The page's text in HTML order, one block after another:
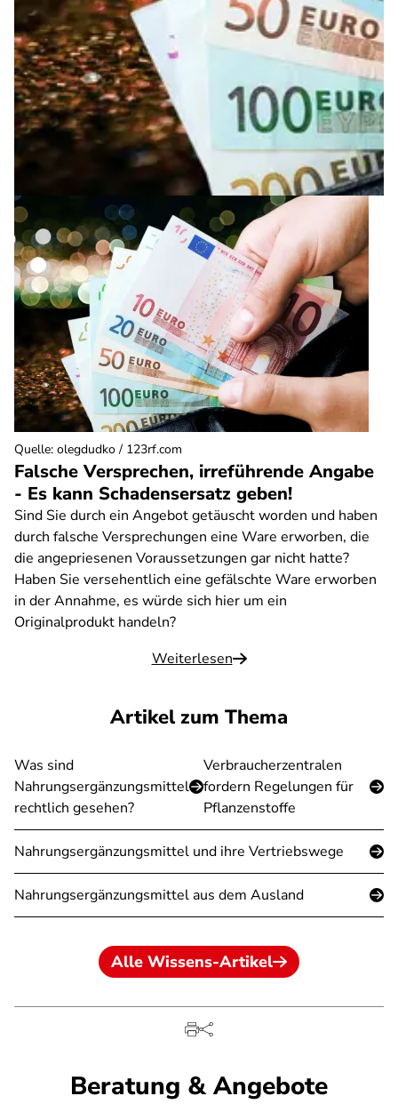
Falsche Versprechen, irreführende Angabe
- Es kann Schadensersatz geben!
Sind Sie durch ein Angebot getäuscht worden und haben
durch falsche Versprechungen eine Ware erworben, die
die angepriesenen Voraussetzungen gar nicht hatte?
Haben Sie versehentlich eine gefälschte Ware erworben
in der Annahme, es würde sich hier um ein
Originalprodukt handeln?
Weiterlesen
Quelle: olegdudko / 123rf.com
Artikel zum Thema
Was sind
Nahrungsergänzungsmittel
rechtlich gesehen?
Verbraucherzentralen
fordern Regelungen für
Pflanzenstoffe
Nahrungsergänzungsmittel und ihre Vertriebswege
Nahrungsergänzungsmittel aus dem Ausland
Alle Wissens-Artikel
Beratung & Angebote